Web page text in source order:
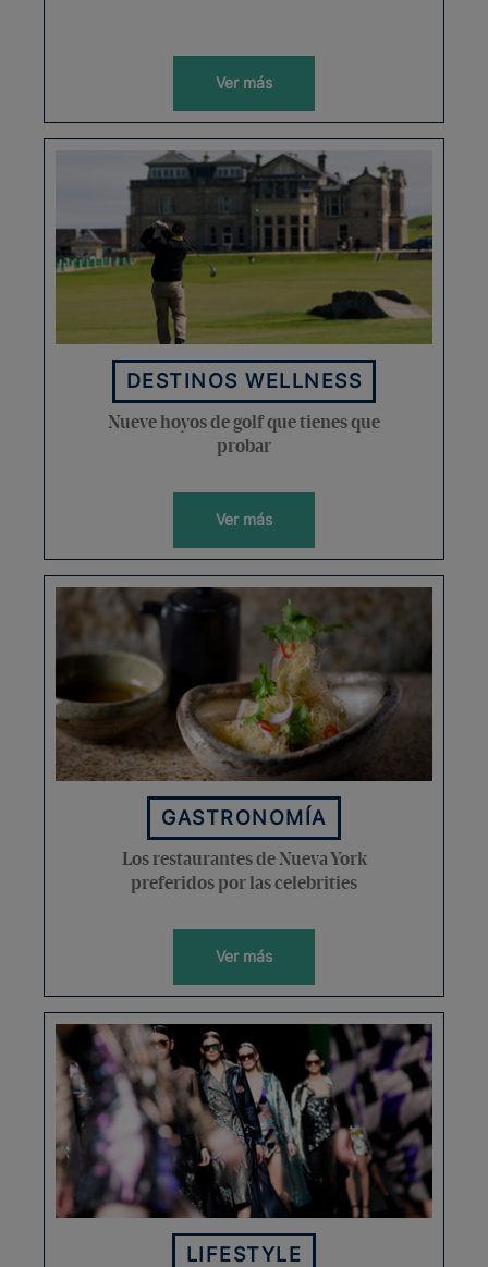
Ver más
DESTINOS WELLNESS
Nueve hoyos de golf que tienes que
probar
Ver más
GASTRONOMÍA
Los restaurantes de Nueva York
preferidos por las celebrities
Ver más
LIFESTYLE